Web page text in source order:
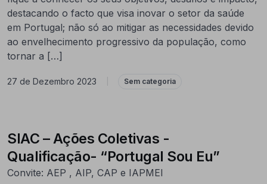
destacando o facto que visa inovar o setor da saúde
em Portugal; não só ao mitigar as necessidades devido
ao envelhecimento progressivo da população, como
tornar a […]
27 de Dezembro 2023 Sem categoria
SIAC – Ações Coletivas -
Qualificação- “Portugal Sou Eu”
Convite: AEP , AIP, CAP e IAPMEI